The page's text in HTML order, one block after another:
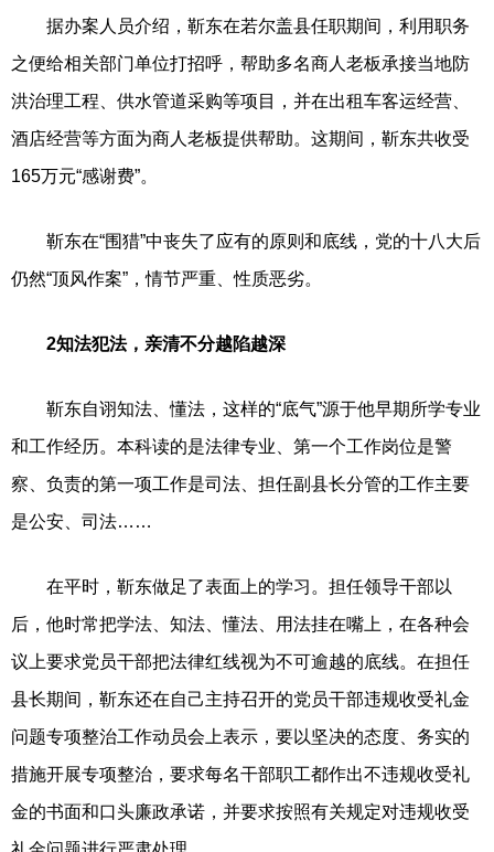
据办案人员介绍，靳东在若尔盖县任职期间，利用职务
之便给相关部门单位打招呼，帮助多名商人老板承接当地防
洪治理工程、供水管道采购等项目，并在出租车客运经营、
酒店经营等方面为商人老板提供帮助。这期间，靳东共收受
165万元“感谢费”。
靳东在“围猎”中丧失了应有的原则和底线，党的十八大后
仍然“顶风作案”，情节严重、性质恶劣。
2知法犯法，亲清不分越陷越深
靳东自诩知法、懂法，这样的“底气”源于他早期所学专业
和工作经历。本科读的是法律专业、第一个工作岗位是警
察、负责的第一项工作是司法、担任副县长分管的工作主要
是公安、司法……
在平时，靳东做足了表面上的学习。担任领导干部以
后，他时常把学法、知法、懂法、用法挂在嘴上，在各种会
议上要求党员干部把法律红线视为不可逾越的底线。在担任
县长期间，靳东还在自己主持召开的党员干部违规收受礼金
问题专项整治工作动员会上表示，要以坚决的态度、务实的
措施开展专项整治，要求每名干部职工都作出不违规收受礼
金的书面和口头廉政承诺，并要求按照有关规定对违规收受